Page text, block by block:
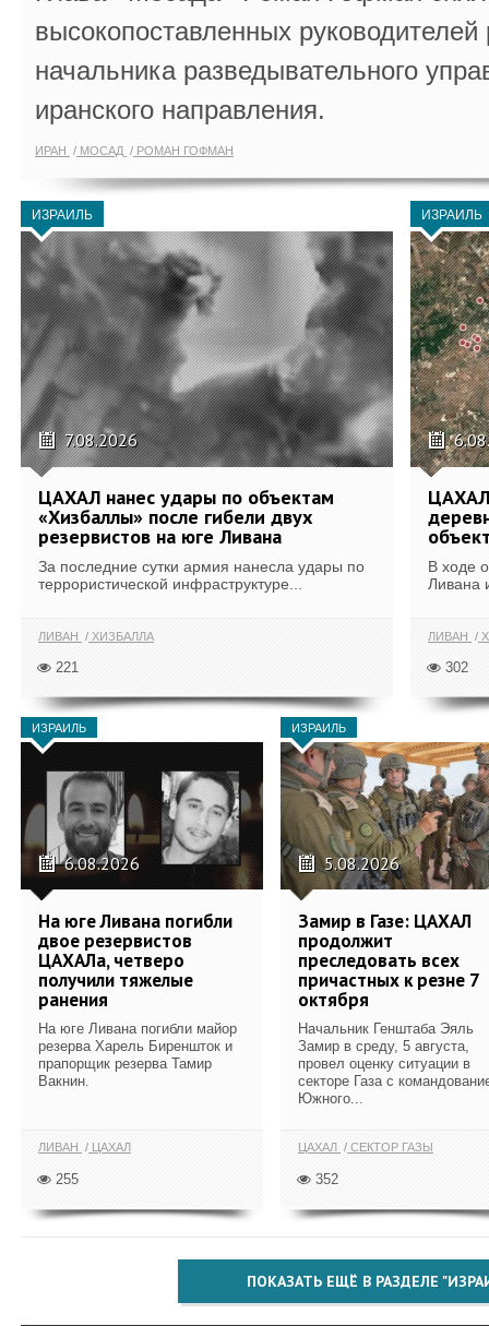
высокопоставленных
начальника разведывательного
иранского направления.
ИРАН МОСАД РОМАН ГОФМАН
ИЗРАИЛЬ
7.08.2026
ЦАХАЛ нанес удары по объектам
«Хизбаллы» после гибели двух
резервистов на юге Ливана
За последние сутки армия нанесла удары по
террористической инфраструктуре...
ЛИВАН ХИЗБАЛЛА
221
ИЗРАИЛЬ
В ходе
Ливана
ЛИВАН
302
ИЗРАИЛЬ
6.08.2026
На юге Ливана погибли
двое резервистов
ЦАХАЛа, четверо
получили тяжелые
ранения
На юге Ливана погибли майор
резерва Харель Биреншток и
прапорщик резерва Тамир
Вакнин.
ЛИВАН ЦАХАЛ
255
ИЗРАИЛЬ
5.08.2026
Замир в Газе: ЦАХАЛ
продолжит
преследовать всех
причастных к резне 7
октября
Начальник Генштаба Эяль
Замир в среду, 5 августа,
провел оценку ситуации в
секторе Газа с
Южного...
ЦАХАЛ СЕКТОР ГАЗЫ
352
ПОКАЗАТЬ ЕЩЁ В РАЗДЕЛЕ